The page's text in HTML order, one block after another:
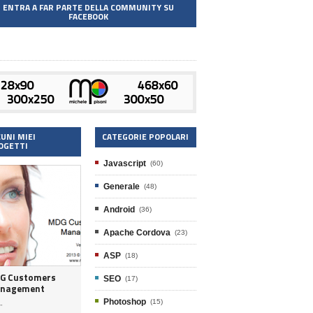
ENTRA A FAR PARTE DELLA COMMUNITY SU
FACEBOOK
MIEI
Customers
-
CATEGORIE POPOLARI
Javascript (60)
Generale (48)
Android (36)
Apache Cordova (23)
ASP (18)
SEO (17)
Photoshop (15)